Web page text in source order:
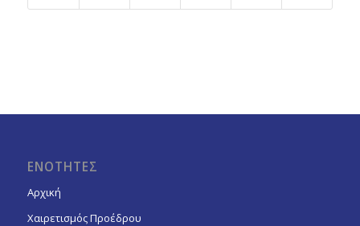
ΕΝΟΤΗΤΕΣ
Αρχική
Χαιρετισμός Προέδρου